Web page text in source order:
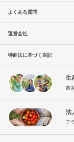
よくある質問
運営会社
特商法に基づく表記
生
農
法
ア